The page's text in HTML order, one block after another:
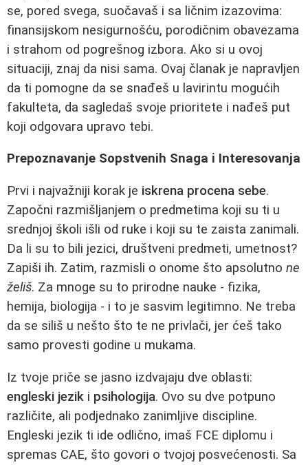
se, pored svega, suočavaš i sa ličnim izazovima:
finansijskom nesigurnošću, porodičnim obavezama
i strahom od pogrešnog izbora. Ako si u ovoj
situaciji, znaj da nisi sama. Ovaj članak je napravljen
da ti pomogne da se snađeš u lavirintu mogućih
fakulteta, da sagledaš svoje prioritete i nađeš put
koji odgovara upravo tebi.
Prepoznavanje Sopstvenih Snaga i Interesovanja
Prvi i najvažniji korak je iskrena procena sebe.
Započni razmišljanjem o predmetima koji su ti u
srednjoj školi išli od ruke i koji su te zaista zanimali.
Da li su to bili jezici, društveni predmeti, umetnost?
Zapiši ih. Zatim, razmisli o onome što apsolutno ne
želiš. Za mnoge su to prirodne nauke - fizika,
hemija, biologija - i to je sasvim legitimno. Ne treba
da se siliš u nešto što te ne privlači, jer ćeš tako
samo provesti godine u mukama.
Iz tvoje priče se jasno izdvajaju dve oblasti:
engleski jezik i psihologija. Ovo su dve potpuno
različite, ali podjednako zanimljive discipline.
Engleski jezik ti ide odlično, imaš FCE diplomu i
spremas CAE, što govori o tvojoj posvećenosti. Sa